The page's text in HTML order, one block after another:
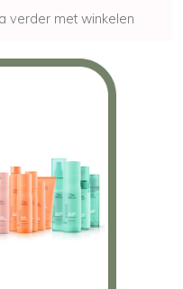
verder met winkelen